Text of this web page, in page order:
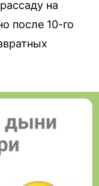
на
после 10-го